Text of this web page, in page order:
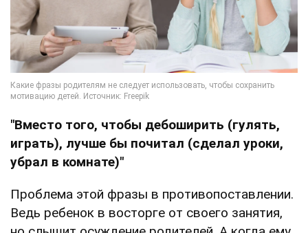
"Вместо того, чтобы дебоширить (гулять,
играть), лучше бы почитал (сделал уроки,
убрал в комнате)"
Проблема этой фразы в противопоставлении.
Ведь ребенок в восторге от своего занятия,